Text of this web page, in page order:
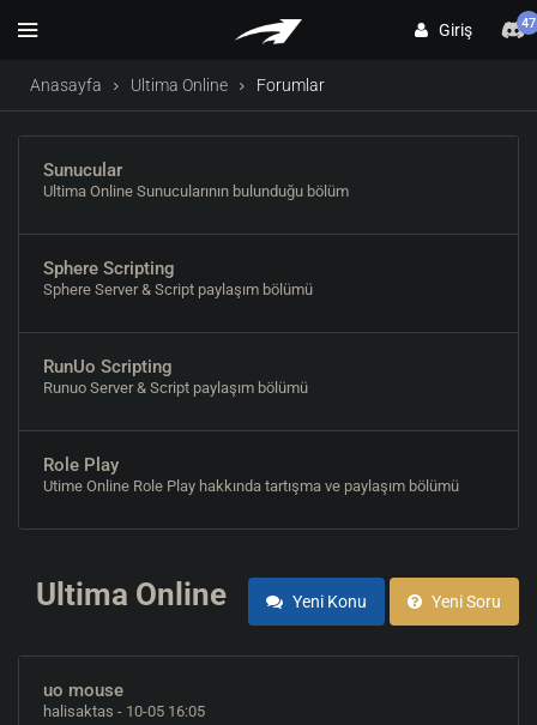
Giriş 47
Anasayfa Ultima Online Forumlar
Sunucular
Ultima Online Sunucularının bulunduğu bölüm
Sphere Scripting
Sphere Server & Script paylaşım bölümü
RunUo Scripting
Runuo Server & Script paylaşım bölümü
Role Play
Utime Online Role Play hakkında tartışma ve paylaşım bölümü
Ultima Online Yeni Konu Yeni Soru
uo mouse
halisaktas - 10-05 16:05